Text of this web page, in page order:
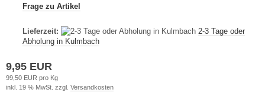
Frage zu Artikel
Lieferzeit:
2-3 Tage oder
Abholung in Kulmbach
9,95 EUR
99,50 EUR pro Kg
inkl. 19 % MwSt. zzgl. Versandkosten